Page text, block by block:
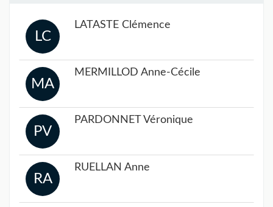
LC
LATASTE Clémence
MA
MERMILLOD Anne-Cécile
PV
PARDONNET Véronique
RA
RUELLAN Anne